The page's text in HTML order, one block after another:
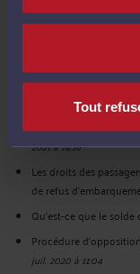
Tout
protection des
La recherche
La France adapte son
2021 à 14:16
Les droits des
de refus
Qu’est-ce que le
Procédure
juil. 2020 à 11:04